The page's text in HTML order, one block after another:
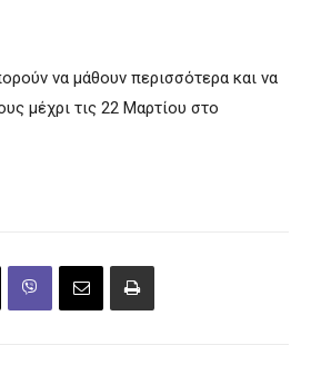
να μάθουν περισσότερα και να
μέχρι τις 22 Μαρτίου στο